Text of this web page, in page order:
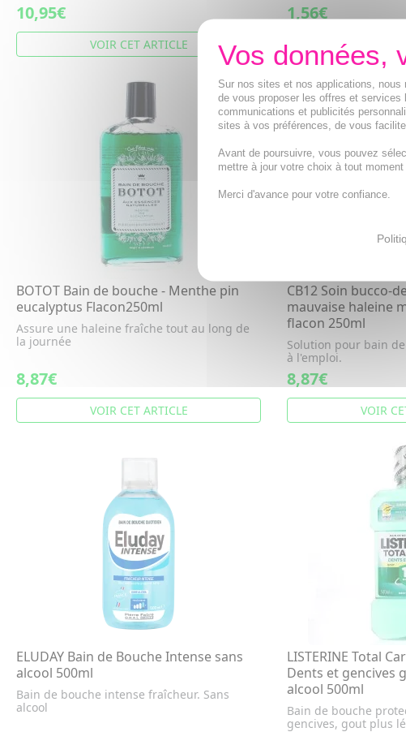
10,95€
VOIR CET ARTICLE
1,56€
VOIR
BOTOT Bain de bouche - Menthe pin
eucalyptus Flacon250ml
Assure une haleine fraîche tout au long de
la journée
8,87€
VOIR CET ARTICLE
CB12 Soin bucco-
mauvaise haleine
flacon 250ml
Solution pour bain
à l'emploi.
8,87€
VOIR
ELUDAY Bain de Bouche Intense sans
alcool 500ml
Bain de bouche intense fraîcheur. Sans
alcool
LISTERINE Total
Dents et gencives
alcool 500ml
Bain de bouche
gencives, gout plus
Sur nos sites et nos applications,
de vous proposer les offres et
communications et publicités
sites à vos préférences, de vous
Avant de poursuivre, vous pouvez
mettre à jour votre choix à tout
Merci d'avance pour votre confiance.